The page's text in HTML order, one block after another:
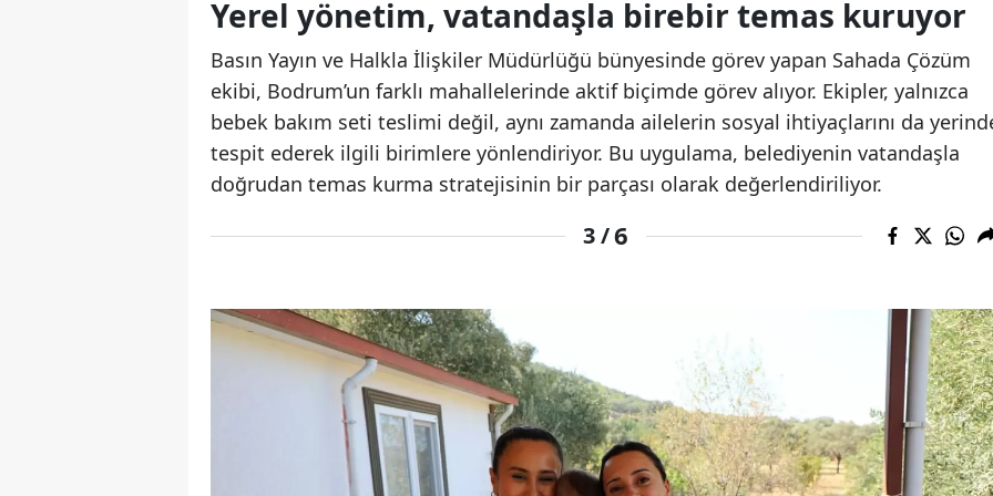
Yerel yönetim, vatandaşla birebir temas kuruyor
Basın Yayın ve Halkla İlişkiler Müdürlüğü bünyesinde görev yapan Sahada Çözüm
ekibi, Bodrum’un farklı mahallelerinde aktif biçimde görev alıyor. Ekipler, yalnızca
bebek bakım seti teslimi değil, aynı zamanda ailelerin sosyal ihtiyaçlarını da
tespit ederek ilgili birimlere yönlendiriyor. Bu uygulama, belediyenin vatandaşla
doğrudan temas kurma stratejisinin bir parçası olarak değerlendiriliyor.
3 /6